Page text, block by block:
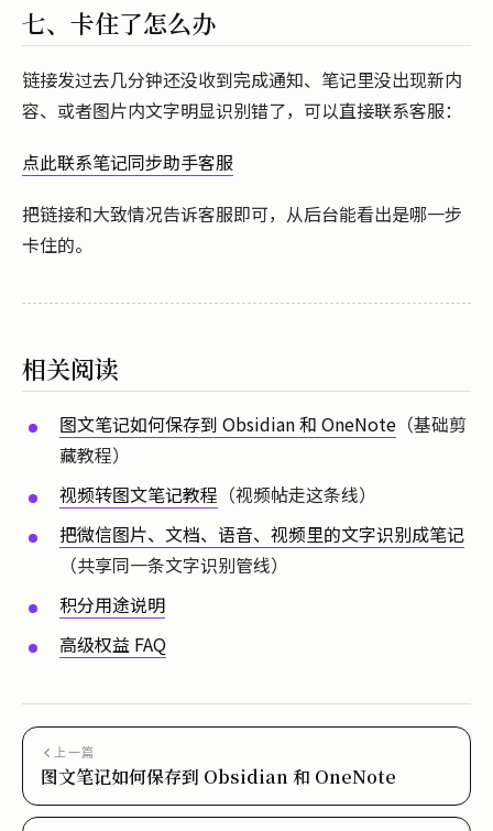
七、卡住了怎么办
链接发过去几分钟还没收到完成通知、笔记里没出现新内
容、或者图片内文字明显识别错了，可以直接联系客服：
点此联系笔记同步助手客服
把链接和大致情况告诉客服即可，从后台能看出是哪一步
卡住的。
相关阅读
图文笔记如何保存到 Obsidian 和 OneNote （基础剪
藏教程）
视频转图文笔记教程 （视频帖走这条线）
把微信图片、文档、语音、视频里的文字识别成笔记
（共享同一条文字识别管线）
积分用途说明
高级权益 FAQ
上一篇
图文笔记如何保存到 Obsidian 和 OneNote